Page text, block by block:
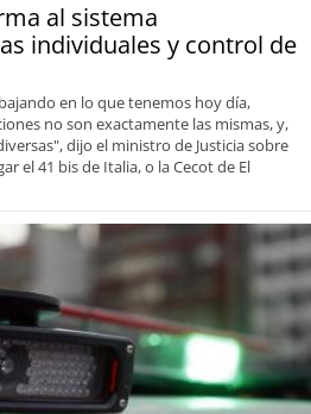
al sistema
individuales y control de
en lo que tenemos hoy día,
no son exactamente las mismas, y,
dijo el ministro de Justicia sobre
el 41 bis de Italia, o la Cecot de El